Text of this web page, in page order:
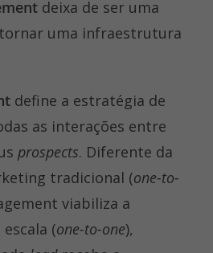
deixa de ser uma
uma infraestrutura
define a estratégia de
as interações entre
prospects. Diferente da
tradicional (one-to-
viabiliza a
(one-to-one),